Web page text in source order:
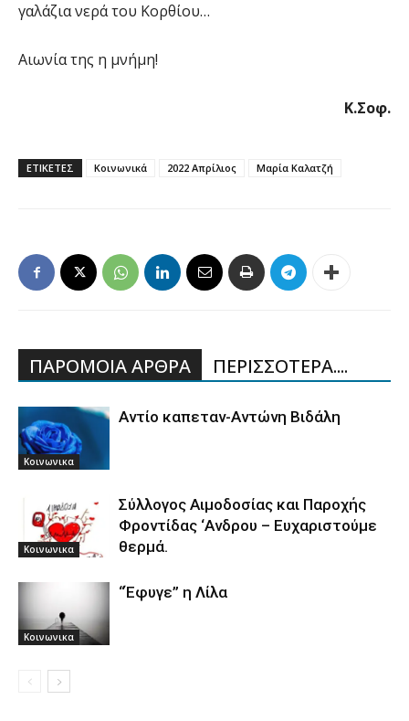
γαλάζια νερά του Κορθίου…
Αιωνία της η μνήμη!
Κ.Σοφ.
ΕΤΙΚΕΤΕΣ Κοινωνικά 2022 Απρίλιος Μαρία Καλατζή
ΠΑΡΟΜΟΙΑ ΑΡΘΡΑ ΠΕΡΙΣΣΟΤΕΡΑ....
Κοινωνικα
Αντίο καπεταν-Αντώνη Βιδάλη
Κοινωνικα
Σύλλογος Αιμοδοσίας και Παροχής
Φροντίδας ‘Ανδρου – Ευχαριστούμε
θερμά.
Κοινωνικα
“Έφυγε” η Λίλα